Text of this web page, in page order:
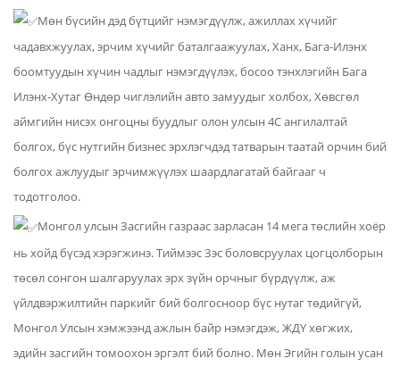
Мөн бүсийн дэд бүтцийг нэмэгдүүлж, ажиллах хүчийг
чадавхжуулах, эрчим хүчийг баталгаажуулах, Ханх, Бага-Илэнх
боомтуудын хүчин чадлыг нэмэгдүүлэх, босоо тэнхлэгийн Бага
Илэнх-Хутаг Өндөр чиглэлийн авто замуудыг холбох, Хөвсгөл
аймгийн нисэх онгоцны буудлыг олон улсын 4С ангилалтай
болгох, бүс нутгийн бизнес эрхлэгчдэд татварын таатай орчин бий
болгох ажлуудыг эрчимжүүлэх шаардлагатай байгааг ч
тодотголоо.
Монгол улсын Засгийн газраас зарласан 14 мега төслийн хоёр
нь хойд бүсэд хэрэгжинэ. Тиймээс Зэс боловсруулах цогцолборын
төсөл сонгон шалгаруулах эрх зүйн орчныг бүрдүүлж, аж
үйлдвэржилтийн паркийг бий болгосноор бүс нутаг төдийгүй,
Монгол Улсын хэмжээнд ажлын байр нэмэгдэж, ЖДҮ хөгжих,
эдийн засгийн томоохон эргэлт бий болно. Мөн Эгийн голын усан